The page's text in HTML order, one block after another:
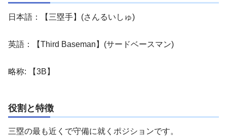
日本語：【三塁手】(さんるいしゅ)
英語：【Third Baseman】(サードベースマン)
略称: 【3B】
役割と特徴
三塁の最も近くで守備に就くポジションです。